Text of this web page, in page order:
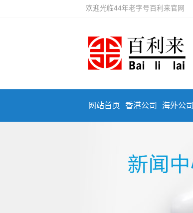
欢迎光临44年老字号百利来官网
网站首页 香港公司 海外公司